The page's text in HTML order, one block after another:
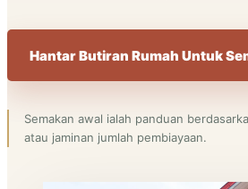
Hantar Butiran Rumah Untuk
Semakan awal ialah panduan
atau jaminan jumlah pembiayaan.